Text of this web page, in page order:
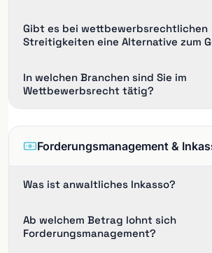
Gibt es bei wettbewerbsrechtlichen
Streitigkeiten eine Alternative zum
In welchen Branchen sind Sie im
Wettbewerbsrecht tätig?
Forderungsmanagement &
Was ist anwaltliches Inkasso?
Ab welchem Betrag lohnt sich
Forderungsmanagement?